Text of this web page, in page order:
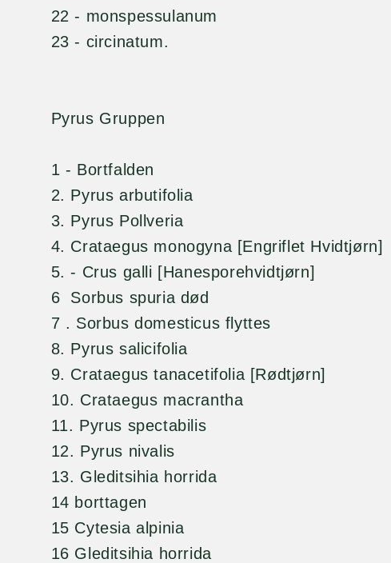
22 - monspessulanum
23 - circinatum.
Pyrus Gruppen
1 - Bortfalden
2. Pyrus arbutifolia
3. Pyrus Pollveria
4. Crataegus monogyna [Engriflet Hvidtjørn]
5. - Crus galli [Hanesporehvidtjørn]
6 Sorbus spuria død
7 . Sorbus domesticus flyttes
8. Pyrus salicifolia
9. Crataegus tanacetifolia [Rødtjørn]
10. Crataegus macrantha
11. Pyrus spectabilis
12. Pyrus nivalis
13. Gleditsihia horrida
14 borttagen
15 Cytesia alpinia
16 Gleditsihia horrida